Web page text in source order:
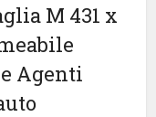
M 431 x
Agenti